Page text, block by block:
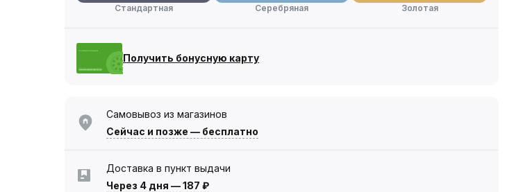
Стандартная
Серебряная
Золотая
Получить бонусную карту
Самовывоз из магазинов
Сейчас и позже — бесплатно
Доставка в пункт выдачи
Через 4 дня —187 ₽